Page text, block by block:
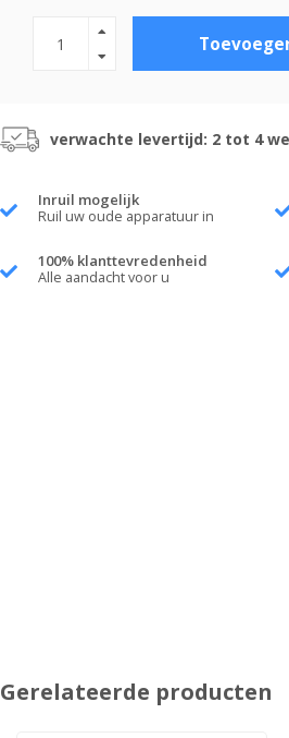
verwachte levertijd: 2 tot 4
Inruil mogelijk
Ruil uw oude apparatuur in
100% klanttevredenheid
Alle aandacht voor u
Gerelateerde producten